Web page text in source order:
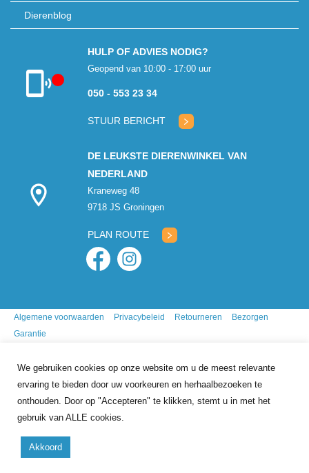
We gebruiken cookies op onze website om u de meest relevante
ervaring te bieden door uw voorkeuren en herhaalbezoeken te
onthouden. Door op "Accepteren" te klikken, stemt u in met het
gebruik van ALLE cookies.
Akkoord
Dierenblog
Klantenservice
HULP OF ADVIES NODIG?
Geopend van 10:00 - 17:00 uur
050 - 553 23 34
STUUR BERICHT
DE LEUKSTE DIERENWINKEL VAN
NEDERLAND
Kraneweg 48
9718 JS Groningen
PLAN ROUTE
Algemene voorwaarden Privacybeleid Retourneren
Bezorgen
Garantie
Copyright 2026 Mr. Animal